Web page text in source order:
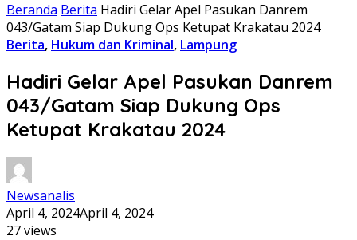
Beranda Berita Hadiri Gelar Apel Pasukan Danrem
043/Gatam Siap Dukung Ops Ketupat Krakatau 2024
Berita, Hukum dan Kriminal, Lampung
Hadiri Gelar Apel Pasukan Danrem
043/Gatam Siap Dukung Ops
Ketupat Krakatau 2024
Newsanalis
April 4, 2024April 4, 2024
27 views